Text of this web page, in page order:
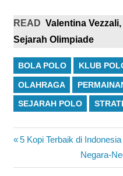
READ Valentina
Sejarah Olimpiade
BOLA POLO KLUB
OLAHRAGA
SEJARAH POLO
Navigasi
pos
Previous
5 Kopi Terbaik di
Next
Post:
Negara-